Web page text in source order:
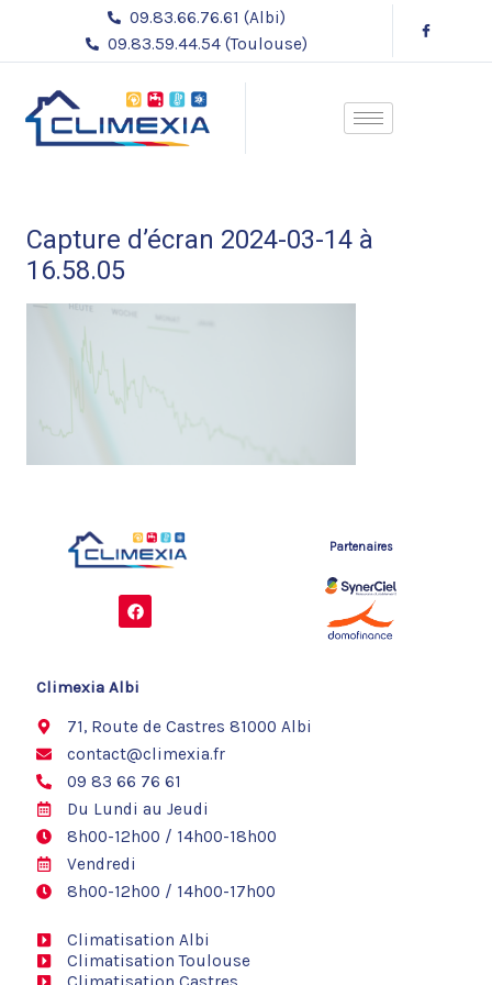
contenu
09.83.66.76.61 (Albi)
09.83.59.44.54 (Toulouse)
Capture d’écran 2024-03-14 à
16.58.05
F
a
c
o
Partenaires
Climexia Albi
71, Route de Castres 81000 Albi
contact@climexia.fr
09 83 66 76 61
Du Lundi au Jeudi
8h00-12h00 / 14h00-18h00
Vendredi
8h00-12h00 / 14h00-17h00
Climatisation Albi
Climatisation Toulouse